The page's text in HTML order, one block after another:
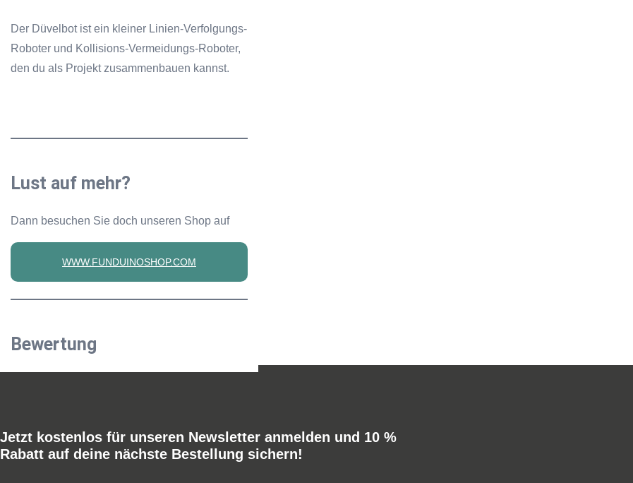
Der Düvelbot ist ein kleiner Linien-Verfolgungs-
Roboter und Kollisions-Vermeidungs-Roboter,
den du als Projekt zusammenbauen kannst.
Lust auf mehr?
Dann besuchen Sie doch unseren Shop auf
WWW.FUNDUINOSHOP.COM
Bewertung
Jetzt kostenlos für unseren Newsletter anmelden und 10 %
Rabatt auf deine nächste Bestellung sichern!